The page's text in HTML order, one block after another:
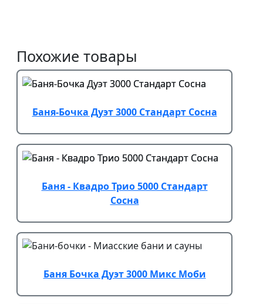
Похожие товары
Баня-Бочка Дуэт 3000 Стандарт Сосна
Баня - Квадро Трио 5000 Стандарт
Сосна
Баня Бочка Дуэт 3000 Микс Моби